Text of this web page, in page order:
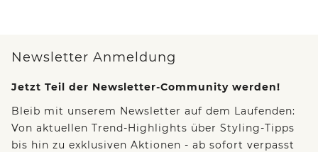
Newsletter Anmeldung
Jetzt Teil der Newsletter-Community werden!
Bleib mit unserem Newsletter auf dem Laufenden:
Von aktuellen Trend-Highlights über Styling-Tipps
bis hin zu exklusiven Aktionen - ab sofort verpasst